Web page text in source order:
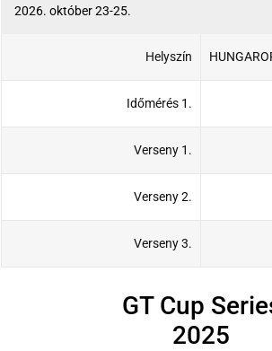
2026. október 23-25.
Helyszín
Időmérés 1.
Verseny 1.
Verseny 2.
Verseny 3.
GT Cup
2025